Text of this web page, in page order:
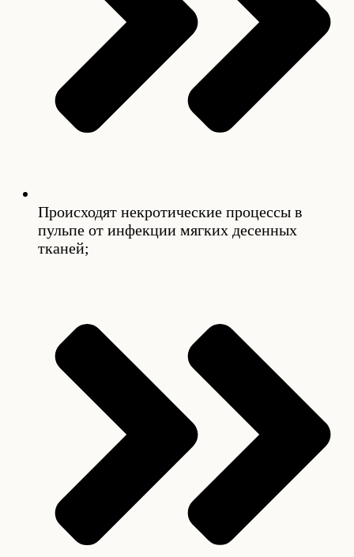
Происходят некротические процессы в
пульпе от инфекции мягких десенных
тканей;